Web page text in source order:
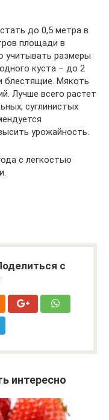
до 0,5 метра в
площади в
учитывать размеры
куста – до 2
блестящие. Мякоть
Лучше всего растет
суглинистых
урожайность.
с легкостью
с
интересно